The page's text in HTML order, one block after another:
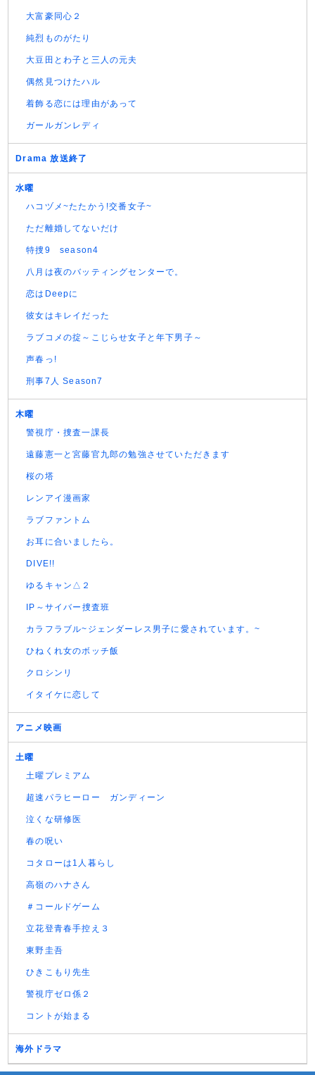
大富豪同心２
純烈ものがたり
大豆田とわ子と三人の元夫
偶然見つけたハル
着飾る恋には理由があって
ガールガンレディ
Drama 放送終了
水曜
ハコヅメ~たたかう!交番女子~
ただ離婚してないだけ
特捜9 season4
八月は夜のバッティングセンターで。
恋はDeepに
彼女はキレイだった
ラブコメの掟～こじらせ女子と年下男子～
声春っ!
刑事7人 Season7
木曜
警視庁・捜査一課長
遠藤憲一と宮藤官九郎の勉強させていただきます
桜の塔
レンアイ漫画家
ラブファントム
お耳に合いましたら。
DIVE!!
ゆるキャン△２
IP～サイバー捜査班
カラフラブル~ジェンダーレス男子に愛されています。~
ひねくれ女のボッチ飯
クロシンリ
イタイケに恋して
アニメ映画
土曜
土曜プレミアム
超速パラヒーロー ガンディーン
泣くな研修医
春の呪い
コタローは1人暮らし
高嶺のハナさん
＃コールドゲーム
立花登青春手控え３
東野圭吾
ひきこもり先生
警視庁ゼロ係２
コントが始まる
海外ドラマ